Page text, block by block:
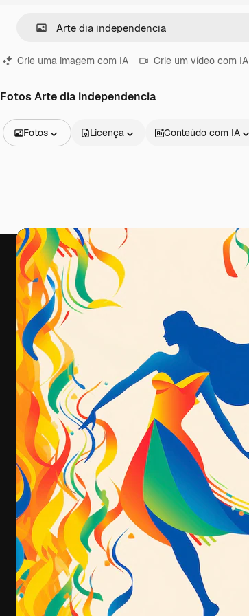
Crie uma imagem com IA Crie um vídeo com IA
Fotos Arte dia independencia
Fotos
Vídeos
Clipes de vídeo
Animações
Modelos de vídeos
Ícones
Modelos 3D
Fontes
Licença Conteúdo com IA
A plataforma criativa para você direcionar
seu melhor trabalho. Mais de 1 milhão de
assinantes entre criativos, empresas,
agências e estúdios.
Português
Copyright © 2010- Freepik Company S.L.U.